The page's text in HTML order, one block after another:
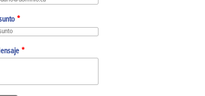
*
*